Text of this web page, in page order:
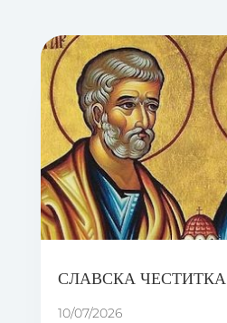
СЛАВСКА ЧЕСТИТКА
10/07/2026